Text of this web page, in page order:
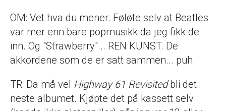
OM: Vet hva du mener. Føløte selv at Beatles
var mer enn bare popmusikk da jeg fikk de
inn. Og "Strawberry"... REN KUNST. De
akkordene som de er satt sammen... puh.
TR: Da må vel Highway 61 Revisitedbli det
neste albumet. Kjøpte det på kassett selv